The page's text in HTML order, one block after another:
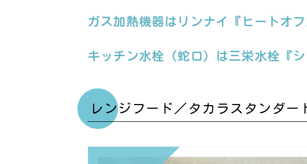
ガス加熱機器はリンナイ『ヒートオフ
キッチン水栓（蛇口）は三栄水栓『
レンジフード／タカラスタンダー